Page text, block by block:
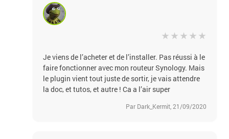
Je viens de l’acheter et de l’installer. Pas réussi à le
faire fonctionner avec mon routeur Synology. Mais
le plugin vient tout juste de sortir, je vais attendre
la doc, et tutos, et autre ! Ca a l’air super
Par Dark_Kermit, 21/09/2020